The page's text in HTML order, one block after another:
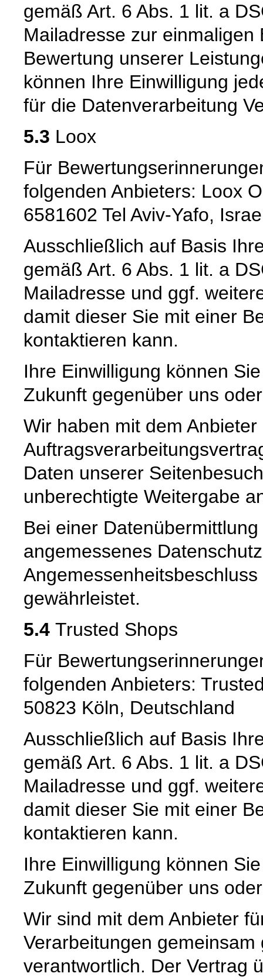
gemäß Art. 6 Abs. 1 lit. a
Mailadresse zur
Bewertung unserer
können Ihre Einwilligung
für die Datenverarbeitung
5.3 Loox
Für
folgenden Anbieters: Loox
6581602 Tel Aviv-Yafo,
Ausschließlich auf Basis
gemäß Art. 6 Abs. 1 lit. a
Mailadresse und ggf.
damit dieser Sie mit einer
kontaktieren kann.
Ihre Einwilligung können
Zukunft gegenüber uns
Wir haben mit dem Anbieter
Daten unserer
unberechtigte Weitergabe
Bei einer
angemessenes
gewährleistet.
5.4 Trusted Shops
Für
folgenden Anbieters:
50823 Köln, Deutschland
Ausschließlich auf Basis
gemäß Art. 6 Abs. 1 lit. a
Mailadresse und ggf.
damit dieser Sie mit einer
kontaktieren kann.
Ihre Einwilligung können
Zukunft gegenüber uns
Wir sind mit dem Anbieter
Verarbeitungen
verantwortlich. Der Vertrag